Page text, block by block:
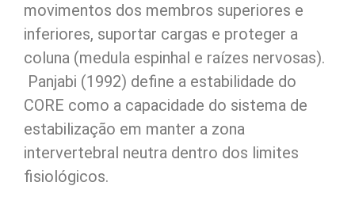
movimentos dos membros superiores e
inferiores, suportar cargas e proteger a
coluna (medula espinhal e raízes nervosas).
Panjabi (1992) define a estabilidade do
CORE como a capacidade do sistema de
estabilização em manter a zona
intervertebral neutra dentro dos limites
fisiológicos.